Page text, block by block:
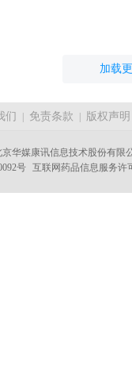
加载
们 免责条款 版权声明
京华媒康讯信息技术股份有限
号
互联网药品信息服务许